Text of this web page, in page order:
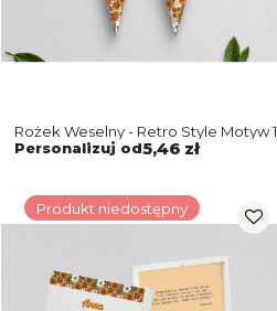
Rożek Weselny - Retro Style Motyw 1
Personalizuj od5,46 zł
Produkt niedostępny